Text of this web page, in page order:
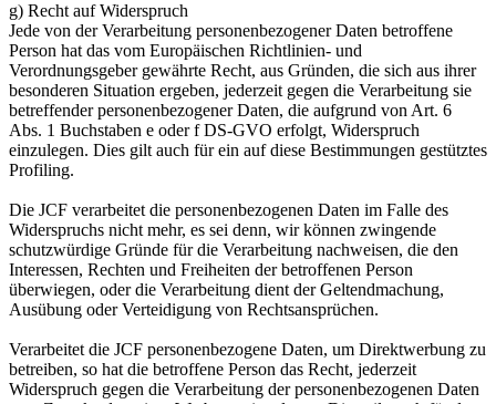
g) Recht auf Widerspruch
Jede von der Verarbeitung personenbezogener Daten betroffene
Person hat das vom Europäischen Richtlinien- und
Verordnungsgeber gewährte Recht, aus Gründen, die sich aus ihrer
besonderen Situation ergeben, jederzeit gegen die Verarbeitung sie
betreffender personenbezogener Daten, die aufgrund von Art. 6
Abs. 1 Buchstaben e oder f DS-GVO erfolgt, Widerspruch
einzulegen. Dies gilt auch für ein auf diese Bestimmungen gestütztes
Profiling.
Die JCF verarbeitet die personenbezogenen Daten im Falle des
Widerspruchs nicht mehr, es sei denn, wir können zwingende
schutzwürdige Gründe für die Verarbeitung nachweisen, die den
Interessen, Rechten und Freiheiten der betroffenen Person
überwiegen, oder die Verarbeitung dient der Geltendmachung,
Ausübung oder Verteidigung von Rechtsansprüchen.
Verarbeitet die JCF personenbezogene Daten, um Direktwerbung zu
betreiben, so hat die betroffene Person das Recht, jederzeit
Widerspruch gegen die Verarbeitung der personenbezogenen Daten